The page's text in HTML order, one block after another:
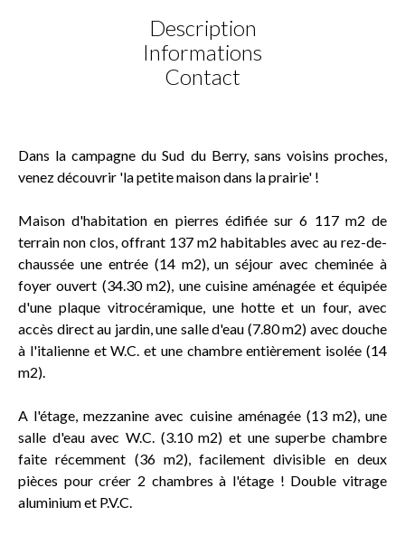
Description
Informations
Contact
Dans la campagne du Sud du Berry, sans voisins proches,
venez découvrir 'la petite maison dans la prairie' !
Maison d'habitation en pierres édifiée sur 6 117 m2 de
terrain non clos, offrant 137 m2 habitables avec au rez-de-
chaussée une entrée (14 m2), un séjour avec cheminée à
foyer ouvert (34.30 m2), une cuisine aménagée et équipée
d'une plaque vitrocéramique, une hotte et un four, avec
accès direct au jardin, une salle d'eau (7.80 m2) avec douche
à l'italienne et W.C. et une chambre entièrement isolée (14
m2).
A l'étage, mezzanine avec cuisine aménagée (13 m2), une
salle d'eau avec W.C. (3.10 m2) et une superbe chambre
faite récemment (36 m2), facilement divisible en deux
pièces pour créer 2 chambres à l'étage ! Double vitrage
aluminium et P.V.C.